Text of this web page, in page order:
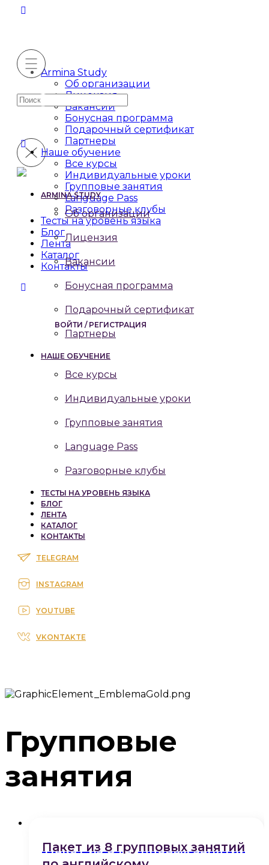
Armina Study
Об организации
Лицензия
Вакансии
Бонусная программа
Подарочный сертификат
Партнеры
Наше обучение
Все курсы
Индивидуальные уроки
Групповые занятия
Language Pass
Разговорные клубы
Тесты на уровень языка
Блог
Лента
Каталог
Контакты
ВОЙТИ / РЕГИСТРАЦИЯ
Искать:
ARMINA STUDY
Об организации
Лицензия
Вакансии
Бонусная программа
Подарочный сертификат
Партнеры
НАШЕ ОБУЧЕНИЕ
Все курсы
Индивидуальные уроки
Групповые занятия
Language Pass
Разговорные клубы
ТЕСТЫ НА УРОВЕНЬ ЯЗЫКА
БЛОГ
ЛЕНТА
КАТАЛОГ
КОНТАКТЫ
TELEGRAM
INSTAGRAM
YOUTUBE
VKONTAKTE
Групповые
занятия
Пакет из 8 групповых занятий